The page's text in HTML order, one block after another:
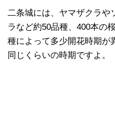
二条城には、ヤマザクラや
ラなど約50品種、400本の
種によって多少開花時期が
同じくらいの時期ですよ。